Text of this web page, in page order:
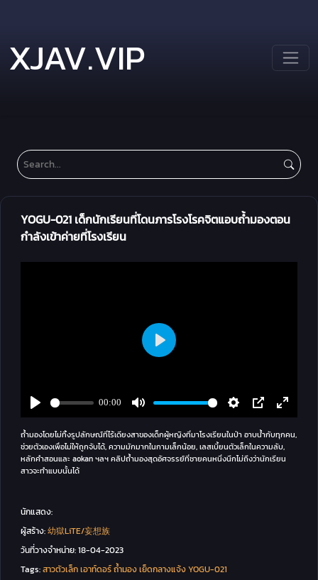
XJAV.VIP
YOGU-021 เด็กนักเรียนที่โดนภารโรงโรคจิตแอบถ้ำมองตอน
กำลังเข้าค่ายที่โรงเรียน
ถ้ำมองโดยไม่ทิ้งรูปลักษณ์ที่ไร้เดียงสาของเด็กผู้หญิงที่มาโรงเรียนในป่า อาบน้ำกับทุกคน,
ช่วยตัวเองเพื่อไม่ให้ถูกจับได้, ความมักมากในกามเล็กน้อย, เลสเบี้ยนตัวเล็กในความลับ,
หลักคำสอนและ aokan ฯลฯ คลิปถ้ำมองสุดอัศจรรย์ที่ชายคนหนึ่งนึกไม่ถึงว่านักเรียน
สาวจะทำแบบนั้นได้
นักแสดง:
ผู้สร้าง:幼獄LiTE/妄想族
วันที่วางจำหน่าย:18-04-2023
Tags:สาวตัวเล็กเอาท์ดอร์ถ้ำมองเย็ดกลางแจ้งYOGU-021